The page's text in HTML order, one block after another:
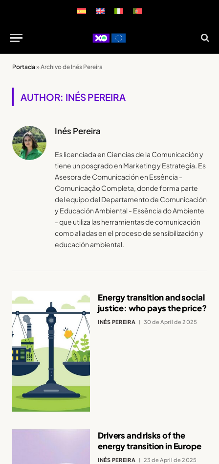
Portada »Archivo de Inés Pereira
AUTHOR: INÉS PEREIRA
Inés Pereira
Es licenciada en Ciencias de la Comunicación y
tiene un posgrado en Marketing y Estrategia. Es
Asesora de Comunicación en Essência -
Comunicação Completa, donde forma parte
del equipo del Departamento de Comunicación
y Educación Ambiental - Essência do Ambiente
- que utiliza las herramientas de comunicación
como aliadas en el proceso de sensibilización y
educación ambiental.
Energy transition and social
justice: who pays the price?
INÉS PEREIRA 30 de April de 2025
Drivers and risks of the
energy transition in Europe
INÉS PEREIRA 23 de April de 2025